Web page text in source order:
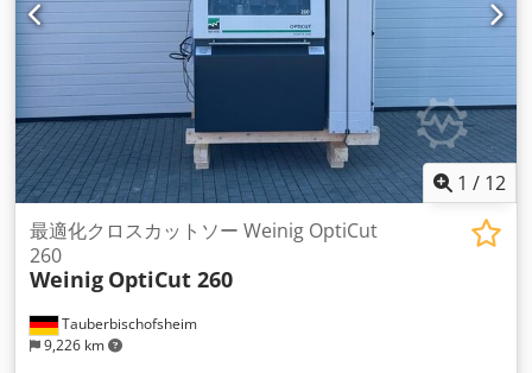
1 / 12
Tauberbischofsheim
9,226 km
最適化クロスカットソー Weinig OptiCut
260
Weinig OptiCut 260